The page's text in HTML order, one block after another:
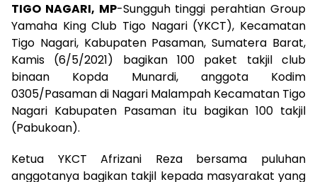
TIGO NAGARI, MP-Sungguh tinggi perahtian Group
Yamaha King Club Tigo Nagari (YKCT), Kecamatan
Tigo Nagari, Kabupaten Pasaman, Sumatera Barat,
Kamis (6/5/2021) bagikan 100 paket takjil club
binaan Kopda Munardi, anggota Kodim
0305/Pasaman di Nagari Malampah Kecamatan Tigo
Nagari Kabupaten Pasaman itu bagikan 100 takjil
(Pabukoan).
Ketua YKCT Afrizani Reza bersama puluhan
anggotanya bagikan takjil kepada masyarakat yang